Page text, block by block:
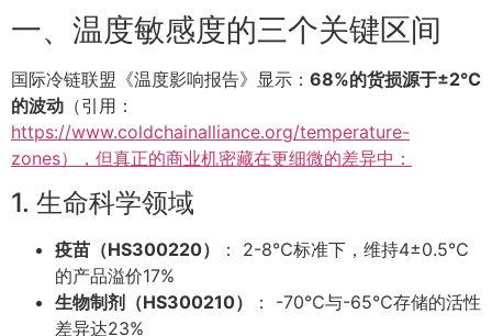
一、温度敏感度的三个关键区间
国际冷链联盟《温度影响报告》显示： 68%的货损源于±2℃
的波动 （引用：
https://www.coldchainalliance.org/temperature-
zones），但真正的商业机密藏在更细微的差异中：
1. 生命科学领域
疫苗（HS300220）
： 2-8℃标准下，维持4±0.5℃
的产品溢价17%
生物制剂（HS300210）
： -70℃与-65℃存储的活性
差异达23%